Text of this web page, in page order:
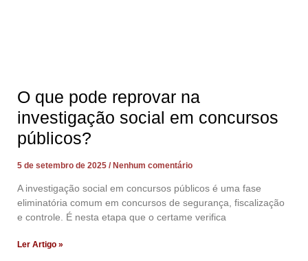
O que pode reprovar na
investigação social em concursos
públicos?
5 de setembro de 2025 Nenhum comentário
A investigação social em concursos públicos é uma fase
eliminatória comum em concursos de segurança, fiscalização
e controle. É nesta etapa que o certame verifica
Ler Artigo »